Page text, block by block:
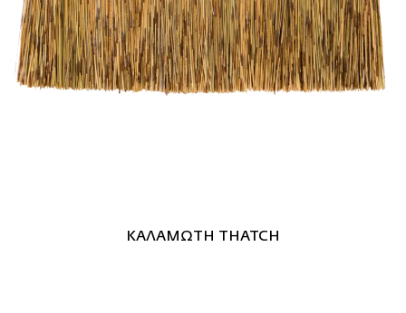
ΚΑΛΑΜΩΤΗ ΤHATCH